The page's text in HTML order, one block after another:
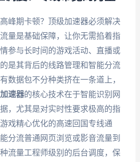
峰期卡顿？顶级加速器必须解决
量是基础保障，让你无需掐着指
参与长时间的游戏活动、直播或
是其背后的线路管理和智能分流
数据包不分种类挤在一条道上，
速器的核心技术在于智能识别网
，尤其是对实时性要求极高的指
戏精心优化的高速回国专线通
分流普通网页浏览或影音流量到
流量工程师级别的后台调度，保